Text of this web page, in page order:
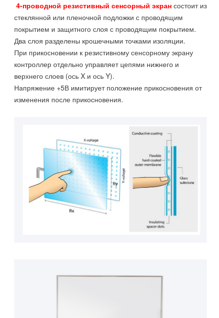
4-проводной резистивный сенсорный экрансостоит из
стеклянной или пленочной подложки с проводящим
покрытием и защитного слоя с проводящим покрытием.
Два слоя разделены крошечными точками изоляции.
При прикосновении к резистивному сенсорному экрану
контроллер отдельно управляет цепями нижнего и
верхнего слоев (ось X и ось Y).
Напряжение +5В имитирует положение прикосновения от
изменения после прикосновения.